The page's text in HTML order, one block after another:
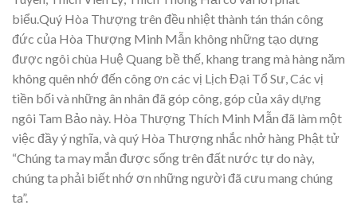
biểu.Quý Hòa Thượng trên đều nhiệt thành tán thán công
đức của Hòa Thượng Minh Mẫn không những tạo dựng
được ngôi chùa Huệ Quang bề thế, khang trang mà hàng năm
không quên nhớ đến công ơn các vị Lịch Đại Tổ Sư, Các vị
tiền bối và những ân nhân đã góp công, góp của xây dựng
ngôi Tam Bảo này. Hòa Thượng Thích Minh Mẫn đã làm một
việc đầy ý nghĩa, và quý Hòa Thượng nhắc nhở hàng Phật tử
“Chúng ta may mắn được sống trên đất nước tự do này,
chúng ta phải biết nhớ ơn những người đã cưu mang chúng
ta”.